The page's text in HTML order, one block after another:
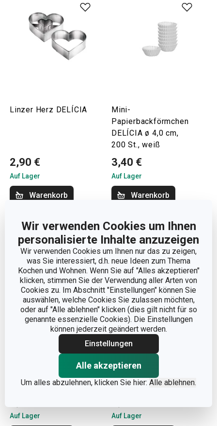
Wir verwenden Cookies um Ihnen
personalisierte Inhalte anzuzeigen
Wir verwenden Cookies um Ihnen nur das zu zeigen,
was Sie interessiert, d.h. neue Ideen zum Thema
Kochen und Wohnen. Wenn Sie auf "Alles akzeptieren"
klicken, stimmen Sie der Verwendung aller Arten von
Cookies zu. Im Abschnitt "Einstellungen" können Sie
auswählen, welche Cookies Sie zulassen möchten,
oder auf "Alle ablehnen" klicken (dies gilt nicht für so
genannte essenzielle Cookies). Die Einstellungen
können jederzeit geändert werden.
Einstellungen
Alle akzeptieren
Um alles abzulehnen, klicken Sie hier: Alle ablehnen.
Linzer Herz DELÍCIA
2,90 €
Auf Lager
Warenkorb
Mini-
Papierbackförmchen
DELÍCIA ø 4,0 cm,
200 St., weiß
3,40 €
Auf Lager
Warenkorb
Papierbackförmchen
DELÍCIA ø 4,0 cm,
200 St., bunt
Auf Lager
Muffin-Minikörbchen
DELÍCIA ø 4 cm, 100 St.,
Herzchen
Auf Lager